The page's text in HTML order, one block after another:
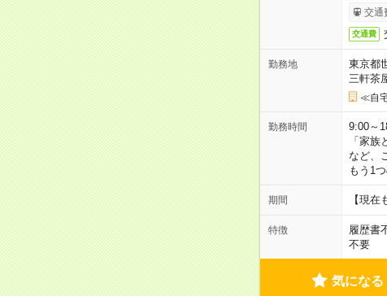
交通
交通費
勤務地
東京都
三軒茶
≪自
勤務時間
9:00～
「家
など、
もう1
期間 【現
特徴 履歴書
不要
気になる